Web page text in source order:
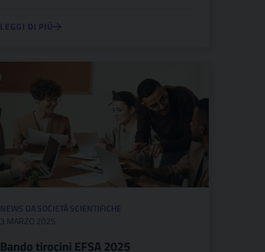
LEGGI DI PIÙ
NEWS DA SOCIETÀ SCIENTIFICHE
3 MARZO 2025
Bando tirocini EFSA 2025